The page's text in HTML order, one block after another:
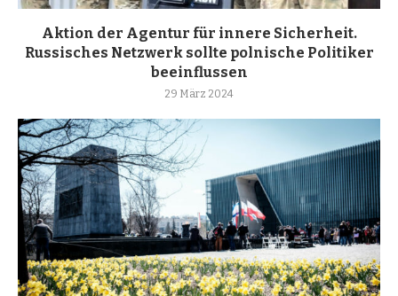
Aktion der Agentur für innere Sicherheit.
Russisches Netzwerk sollte polnische Politiker
beeinflussen
29 März 2024